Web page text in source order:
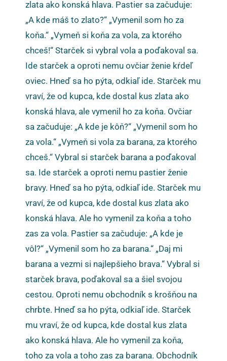
zlata ako konská hlava. Pastier sa začuduje:
„A kde máš to zlato?“ „Vymenil som ho za
koňa.“ „Vymeň si koňa za vola, za ktorého
chceš!“ Starček si vybral vola a poďakoval sa.
Ide starček a oproti nemu ovčiar ženie kŕdeľ
oviec. Hneď sa ho pýta, odkiaľ ide. Starček mu
vraví, že od kupca, kde dostal kus zlata ako
konská hlava, ale vymenil ho za koňa. Ovčiar
sa začuduje: „A kde je kôň?“ „Vymenil som ho
za vola.“ „Vymeň si vola za barana, za ktorého
chceš.“ Vybral si starček barana a poďakoval
sa. Ide starček a oproti nemu pastier ženie
bravy. Hneď sa ho pýta, odkiaľ ide. Starček mu
vraví, že od kupca, kde dostal kus zlata ako
konská hlava. Ale ho vymenil za koňa a toho
zas za vola. Pastier sa začuduje: „A kde je
vôl?“ „Vymenil som ho za barana.“ „Daj mi
barana a vezmi si najlepšieho brava.“ Vybral si
starček brava, poďakoval sa a šiel svojou
cestou. Oproti nemu obchodník s krošňou na
chrbte. Hneď sa ho pýta, odkiaľ ide. Starček
mu vraví, že od kupca, kde dostal kus zlata
ako konská hlava. Ale ho vymenil za koňa,
toho za vola a toho zas za barana. Obchodník